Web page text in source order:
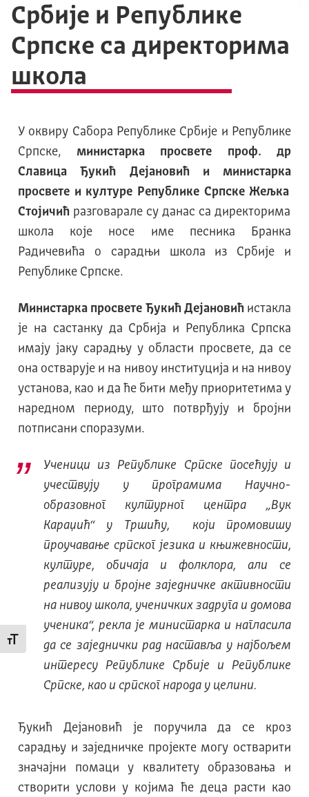
Промени величину слова
Србије и Републике
Српске са директорима
школа
У оквиру Сабора Републике Србије и Републике
Српске, министарка просвете проф. др
Славица Ђукић Дејановић
и министарка
просвете и културе Републике Српске Жељка
Стојичић разговарале су данас са директорима
школа које носе име песника Бранка
Радичевића о сарадњи школа из Србије и
Републике Српске.
Министарка просвете Ђукић Дејановићистакла
је на састанку да Србија и Република Српска
имају јаку сарадњу у области просвете, да се
она остварује и на нивоу институција и на нивоу
установа, као и да ће бити међу приоритетима у
наредном периоду, што потврђују и бројни
потписани споразуми.
Ученици из Републике Српске посећују и
учествују у програмима Научно-
образовног културног центра „Вук
Караџић“ у Тршићу, који промовишу
проучавање српског језика и књижевности,
културе, обичаја и фолклора, али се
реализују и бројне заједничке активности
на нивоу школа, ученичких задруга и домова
ученика“, рекла је министарка и нагласила
да се заједнички рад наставља у најбољем
интересу Републике Србије и Републике
Српске, као и српског народа у целини.
Ђукић Дејановић је поручила да се кроз
сарадњу и заједничке пројекте могу остварити
значајни помаци у квалитету образовања и
створити услови у којима ће деца расти као